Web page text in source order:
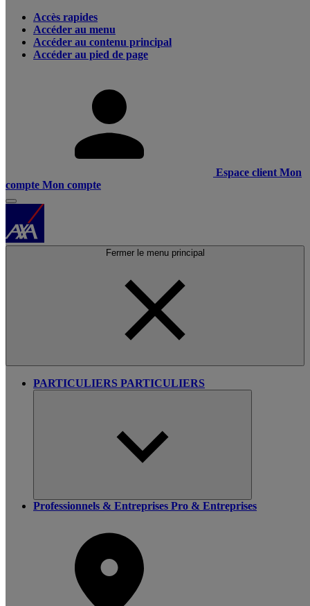
Accès rapides
Accéder au menu
Accéder au contenu principal
Accéder au pied de page
Espace client Mon
compte Mon compte
Fermer le menu principal
PARTICULIERS PARTICULIERS
Professionnels & Entreprises Pro & Entreprises